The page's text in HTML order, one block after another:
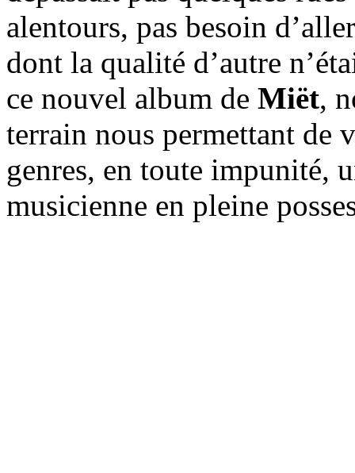
alentours, pas besoin
dont la qualité d’autre
ce nouvel album de Miët,
terrain nous permettant de
genres, en toute impunité,
musicienne en pleine